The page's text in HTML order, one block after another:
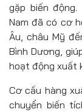
gặp biến động.
Nam đã có cơ
Âu, châu Mỹ
Bình Dương,
hoạt động xuất
Cơ cấu hàng
chuyển biến